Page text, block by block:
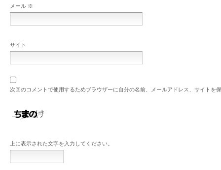
メール ※
サイト
次回のコメントで使用するためブラウザーに自分の名前、メールアドレス、サイトを
上に表示された文字を入力してください。